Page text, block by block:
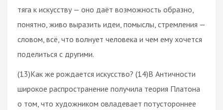
тяга к искусству — оно даёт возможность образно,
понятно, живо выразить идеи, помыслы, стремления —
словом, всё, что волнует человека и чем ему хочется
поделиться с другими.
(13)Как же рождается искусство? (14)В Античности
широкое распространение получила теория Платона
о том, что художником овладевает потустороннее